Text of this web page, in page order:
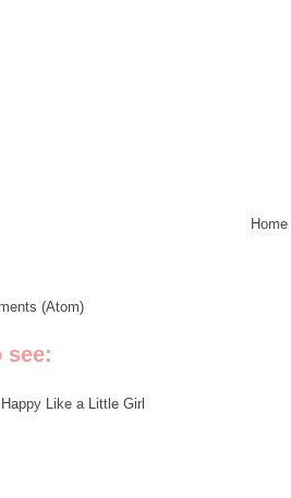
Home
(Atom)
see:
Like a Little Girl